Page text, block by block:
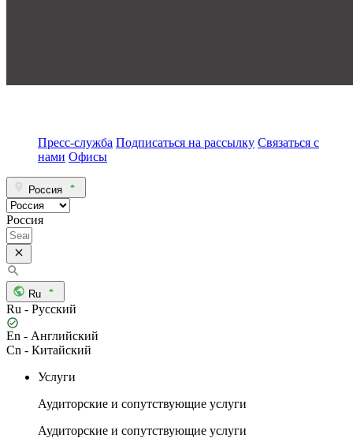
Пресс-служба Подписаться на рассылку Связаться с
нами Офисы
Россия
Россия
Ru
Ru - Русский
En - Английский
Cn - Китайский
Услуги
Аудиторские и сопутствующие услуги
Аудиторские и сопутствующие услуги